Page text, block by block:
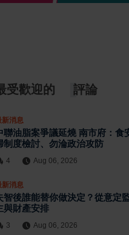
受歡迎的 評論
新消息
聯油脂案爭議延燒 南市府：食
制度檢討、勿淪政治攻防
4 Aug 06, 2026
新消息
智後誰能替你做決定？從意定
與財產安排
3 Aug 06, 2026